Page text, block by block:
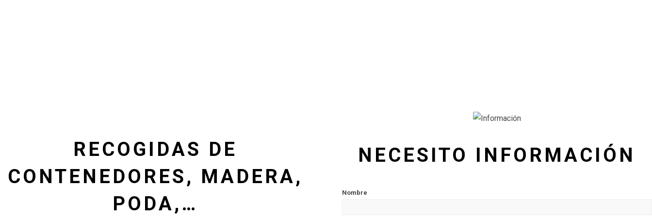
RECOGIDAS DE
CONTENEDORES, MADERA,
PODA,…
NECESITO INFORMACIÓN
Nombre